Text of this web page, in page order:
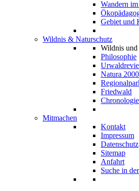
Wandern
Gebiet und
Wildnis & Naturschutz
Wildnis
Philosophie
Natura 2000
Friedwald
Mitmachen
Kontakt
Impressum
Datenschutz
Sitemap
Anfahrt
Suche in